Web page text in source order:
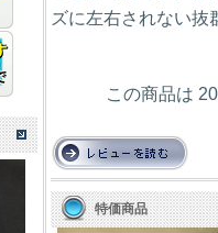
ズに左右されない抜
この商品は
特価商品